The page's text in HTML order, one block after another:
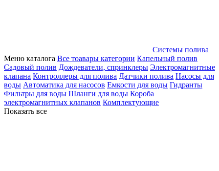
Системы полива
Меню каталога Все тоавары категории Капельный полив
Садовый полив Дождеватели, спринклеры Электромагнитные
клапана Контроллеры для полива Датчики полива Насосы для
воды Автоматика для насосов Емкости для воды Гидранты
Фильтры для воды Шланги для воды Короба
электромагнитных клапанов Комплектующие
Показать все